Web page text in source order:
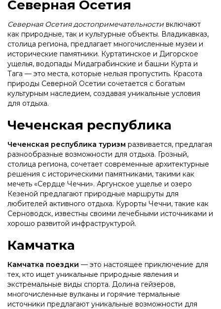
Северная Осетия
Северная Осетия достопримечательности включают
как природные, так и культурные объекты. Владикавказ,
столица региона, предлагает многочисленные музеи и
исторические памятники. Куртатинское и Дигорское
ущелья, водопады Мидаграбинские и башни Курта и
Тага — это места, которые нельзя пропустить. Красота
природы Северной Осетии сочетается с богатым
культурным наследием, создавая уникальные условия
для отдыха.
Чеченская республика
Чеченская республика туризм развивается, предлагая
разнообразные возможности для отдыха. Грозный,
столица региона, сочетает современные архитектурные
решения с историческими памятниками, такими как
мечеть «Сердце Чечни». Аргунское ущелье и озеро
Кезеной предлагают природные маршруты для
любителей активного отдыха. Курорты Чечни, такие как
Серноводск, известны своими лечебными источниками и
хорошо развитой инфраструктурой.
Камчатка
Камчатка поездки — это настоящее приключение для
тех, кто ищет уникальные природные явления и
экстремальные виды спорта. Долина гейзеров,
многочисленные вулканы и горячие термальные
источники предлагают уникальные возможности для